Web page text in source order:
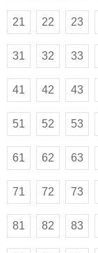
21 22 23
31 32 33
41 42 43
51 52 53
61 62 63
71 72 73
81 82 83